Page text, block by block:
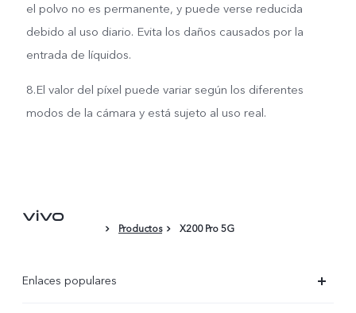
el polvo no es permanente, y puede verse reducida
debido al uso diario. Evita los daños causados por la
entrada de líquidos.
8.El valor del píxel puede variar según los diferentes
modos de la cámara y está sujeto al uso real.
Productos X200 Pro 5G
Enlaces populares